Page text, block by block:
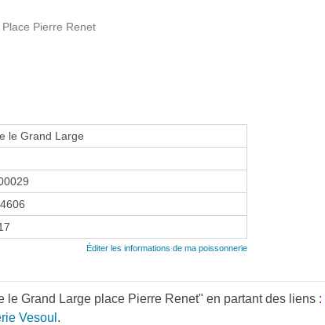
Pierre Renet
le Grand Large
Éditer les informations de ma poissonnerie
le Grand Large place Pierre Renet" en partant des liens :
Vesoul .